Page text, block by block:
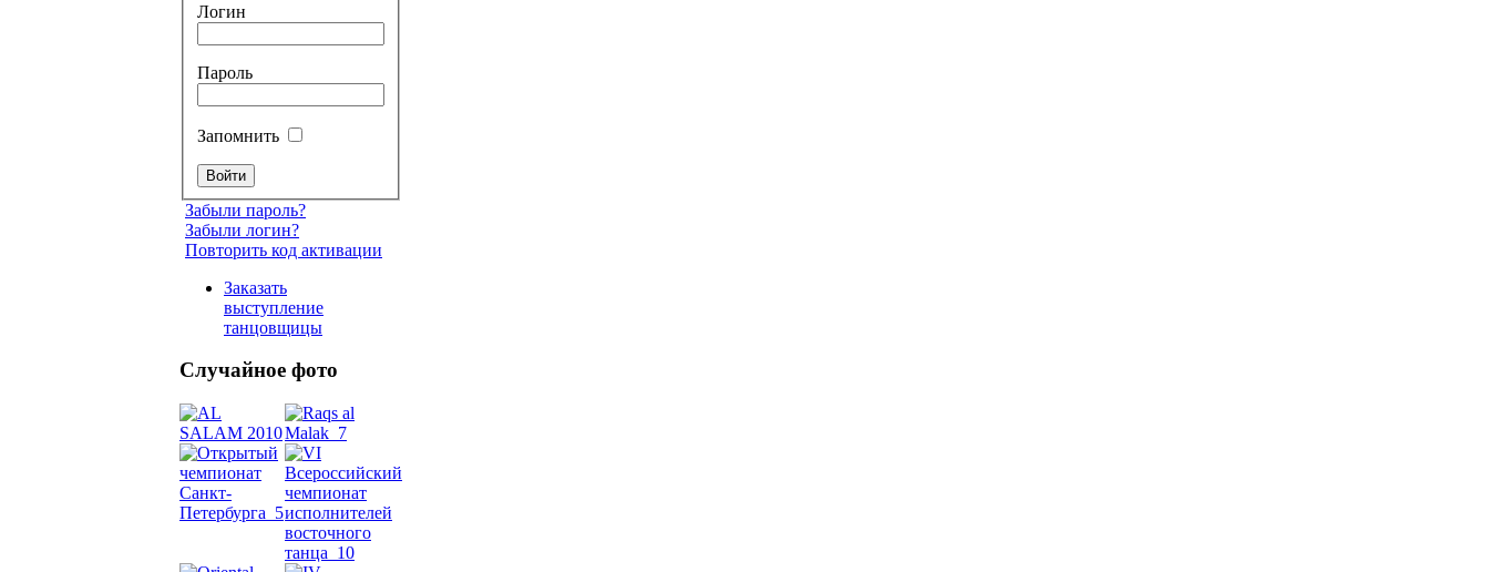
Логин
Пароль
Запомнить
Забыли пароль?
Забыли логин?
Повторить код активации
Заказать
выступление
танцовщицы
Случайное фото
живота